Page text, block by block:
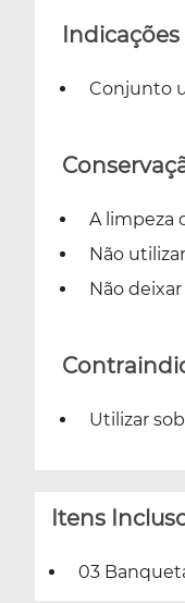
Indicações
Conjunto
A limpeza
Não
Não
Utilizar
Itens
03